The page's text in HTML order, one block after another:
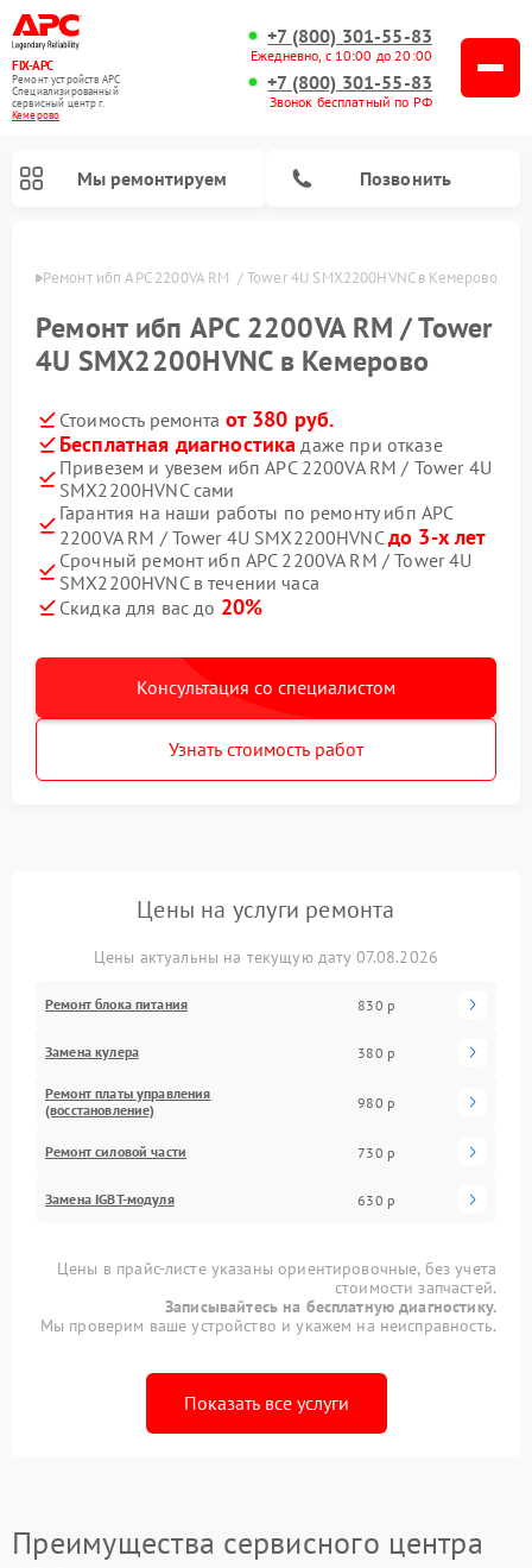
FIX-APC
Ремонт устройств APC
Специализированный
cервисный центр г.
Кемерово
+7 (800) 301-55-83
Ежедневно, с 10:00 до 20:00
+7 (800) 301-55-83
Звонок бесплатный по РФ
Мы ремонтируем Позвонить
Ремонт ибп APC 2200VA RM  / Tower 4U SMX2200HVNC в Кемерово
Ремонт ибп APC 2200VA RM / Tower
4U SMX2200HVNC в Кемерово
Стоимость ремонта от 380 руб.
Бесплатная диагностика даже при отказе
Привезем и увезем ибп APC 2200VA RM / Tower 4U
SMX2200HVNC сами
Гарантия на наши работы по ремонту ибп APC
2200VA RM / Tower 4U SMX2200HVNCдо 3-х лет
Срочный ремонт ибп APC 2200VA RM / Tower 4U
SMX2200HVNC в течении часа
Скидка для вас до 20%
Консультация со специалистом
Узнать стоимость работ
Цены на услуги ремонта
Цены актуальны на текущую дату 07.08.2026
Ремонт блока питания 830 р
Замена кулера 380 р
Ремонт платы управления
(восстановление)
980 р
Ремонт силовой части 730 р
Замена IGBT-модуля 630 р
Цены в прайс-листе указаны ориентировочные, без учета
стоимости запчастей.
Записывайтесь на бесплатную диагностику.
Мы проверим ваше устройство и укажем на неисправность.
Показать все услуги
Преимущества сервисного центра